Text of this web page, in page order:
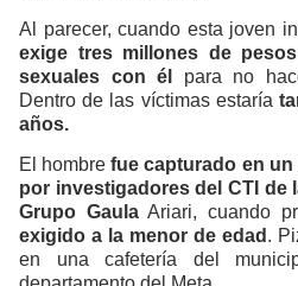
Al parecer, cuando esta joven
exige tres millones de
sexuales con él
para no
Dentro de las víctimas estaría
años.
El hombrefue capturado en
por investigadores del CTI de
Grupo GaulaAriari, cuando
exigido a la menor de edad .
en una cafetería del